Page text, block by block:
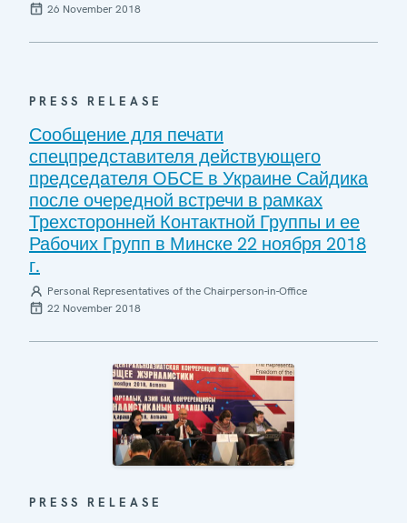
26 November 2018
PRESS RELEASE
Сообщение для печати
спецпредставителя действующего
председателя ОБСЕ в Украине Сайдика
после очередной встречи в рамках
Трехсторонней Контактной Группы и ее
Рабочих Групп в Минске 22 ноября 2018
г.
Personal Representatives of the Chairperson-in-Office
22 November 2018
PRESS RELEASE